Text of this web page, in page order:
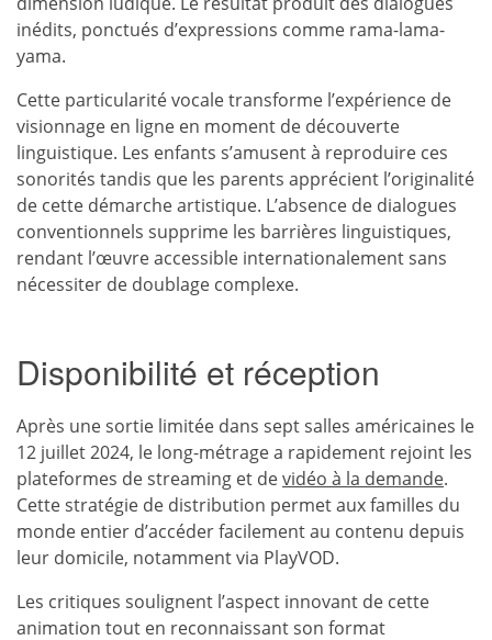
inédits, ponctués d’expressions comme rama-lama-
yama.
Cette particularité vocale transforme l’expérience de
visionnage en ligne en moment de découverte
linguistique. Les enfants s’amusent à reproduire ces
sonorités tandis que les parents apprécient l’originalité
de cette démarche artistique. L’absence de dialogues
conventionnels supprime les barrières linguistiques,
rendant l’œuvre accessible internationalement sans
nécessiter de doublage complexe.
Disponibilité et réception
Après une sortie limitée dans sept salles américaines le
12 juillet 2024, le long-métrage a rapidement rejoint les
plateformes de streaming et devidéo à la demande.
Cette stratégie de distribution permet aux familles du
monde entier d’accéder facilement au contenu depuis
leur domicile, notamment via PlayVOD.
Les critiques soulignent l’aspect innovant de cette
animation tout en reconnaissant son format